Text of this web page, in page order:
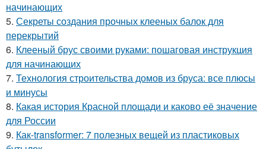
начинающих
5. Секреты создания прочных клееных балок для
перекрытий
6. Клееный брус своими руками: пошаговая инструкция
для начинающих
7. Технология строительства домов из бруса: все плюсы
и минусы
8. Какая история Красной площади и каково её значение
для России
9. Как-transformer: 7 полезных вещей из пластиковых